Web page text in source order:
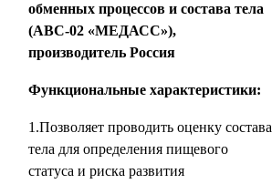
обменных процессов и состава тела
(АВС-02 «МЕДАСС»),
производитель Россия
Функциональные характеристики:
1.Позволяет проводить оценку состава
тела для определения пищевого
статуса и риска развития